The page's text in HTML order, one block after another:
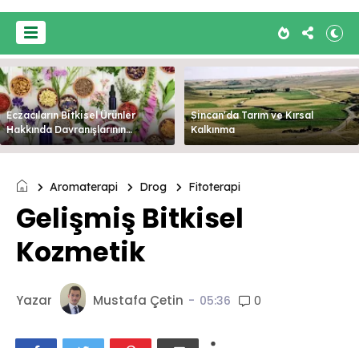
Eczacıların Bitkisel Ürünler
Hakkında Davranışlarının
Değerlendirilmesi
Sincan'da Tarım ve Kırsal
Kalkınma
Aromaterapi Drog Fitoterapi
Gelişmiş Bitkisel
Kozmetik
Yazar Mustafa Çetin - 05:36 0